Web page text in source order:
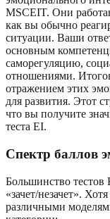
MSCEIT. Они
как вы обычно
ситуации. Ваши
основным
саморегуляцию,
отношениями.
отражением этих
для развития. Этот
что вы получите
теста EI.
Спектр баллов
Большинство тестов
«зачет/незачет».
различными